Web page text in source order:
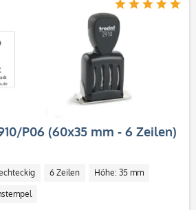
P06 (60x35 mm - 6 Zeilen)
6 Zeilen Höhe: 35 mm